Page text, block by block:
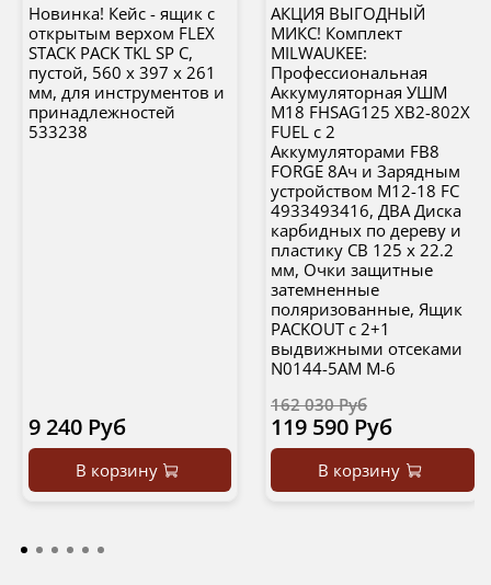
Новинка! Кейс - ящик с
открытым верхом FLEX
STACK PACK TKL SP C,
пустой, 560 x 397 x 261
мм, для инструментов и
принадлежностей
533238
9 240 Руб
В корзину
АКЦИЯ ВЫГОДНЫЙ
МИКС! Комплект
MILWAUKEE:
Профессиональная
Аккумуляторная УШМ
M18 FHSAG125 XB2-802X
FUEL с 2
Аккумуляторами FB8
FORGE 8Ач и Зарядным
устройством M12-18 FC
4933493416, ДВА Диска
карбидных по дереву и
плаcтику CB 125 x 22.2
мм, Очки защитные
затемненные
поляризованные, Ящик
PACKOUT с 2+1
выдвижными отсеками
N0144-5AM M-6
162 030 Руб
119 590 Руб
В корзину